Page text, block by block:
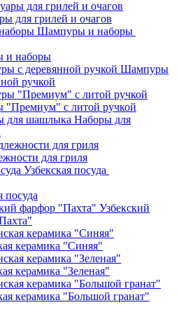
для грилей и очагов
Шампуры и наборы
и наборы
Шампуры
ручкой
с литой ручкой
Наборы для
для гриля
Узбекская посуда
посуда
Узбекский
керамика "Синяя"
керамика "Зеленая"
керамика "Большой гранат"